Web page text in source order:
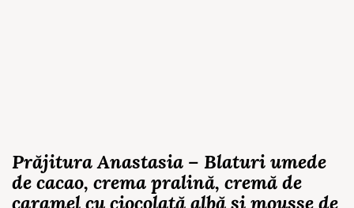
Prăjitura Anastasia – Blaturi umede
de cacao, crema pralină, cremă de
caramel cu ciocolată albă și mousse de